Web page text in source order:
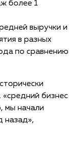
более 1
выручки и
в разных
по сравнению
«средний бизнес
мы начали
назад»,